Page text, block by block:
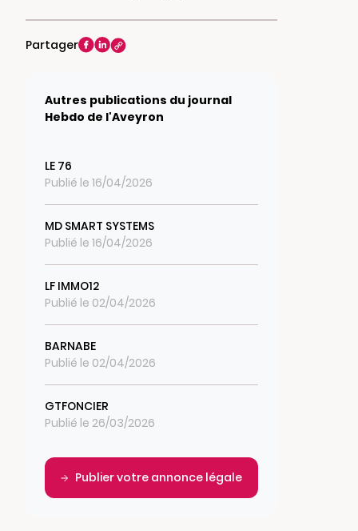
Partager
Autres publications du journal
Hebdo de l'Aveyron
LE 76
Publié le 16/04/2026
MD SMART SYSTEMS
Publié le 16/04/2026
LF IMMO12
Publié le 02/04/2026
BARNABE
Publié le 02/04/2026
GTFONCIER
Publié le 26/03/2026
Publier votre annonce légale